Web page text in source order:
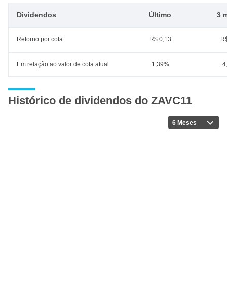
Dividendos Último 3
Retorno por cota R$ 0,13
Em relação ao valor de cota atual 1,39%
Histórico de dividendos do ZAVC11
6 Meses